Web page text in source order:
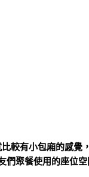
較有小包廂的感覺
們聚餐使用的座位空